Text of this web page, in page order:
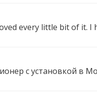
every little bit of it.
с установкой в